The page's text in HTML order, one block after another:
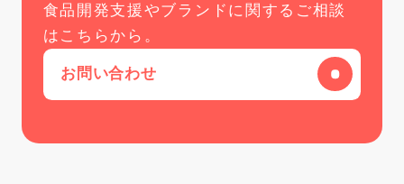
食品開発支援やブランドに関するご相談
はこちらから。
お問い合わせ